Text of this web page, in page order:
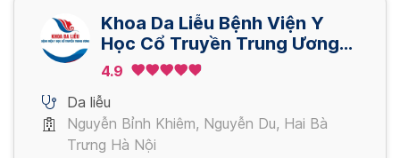
Khoa Da Liễu Bệnh Viện Y
Học Cổ Truyền Trung Ương
(TCM)
4.9
Da liễu
Nguyễn Bỉnh Khiêm, Nguyễn Du, Hai Bà
Trưng Hà Nội